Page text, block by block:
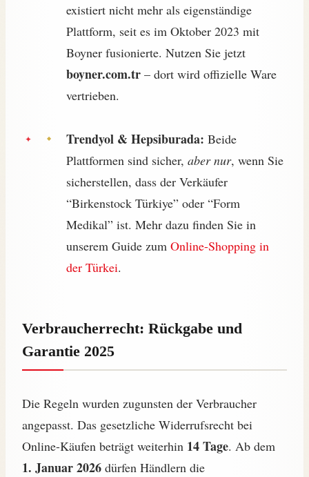
existiert nicht mehr als eigenständige
Plattform, seit es im Oktober 2023 mit
Boyner fusionierte. Nutzen Sie jetzt
boyner.com.tr – dort wird offizielle Ware
vertrieben.
Trendyol & Hepsiburada: Beide
Plattformen sind sicher, aber nur, wenn Sie
sicherstellen, dass der Verkäufer
“Birkenstock Türkiye” oder “Form
Medikal” ist. Mehr dazu finden Sie in
unserem Guide zum Online-Shopping in
der Türkei.
Verbraucherrecht: Rückgabe und
Garantie 2025
Die Regeln wurden zugunsten der Verbraucher
angepasst. Das gesetzliche Widerrufsrecht bei
Online-Käufen beträgt weiterhin 14 Tage. Ab dem
1. Januar 2026 dürfen Händlern die